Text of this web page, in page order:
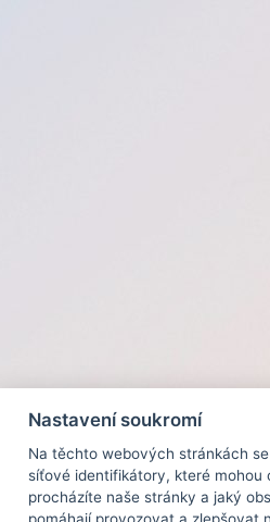
Nastavení soukromí
Na těchto webových stránkách
síťové identifikátory, které mohou
procházíte naše stránky a jaký